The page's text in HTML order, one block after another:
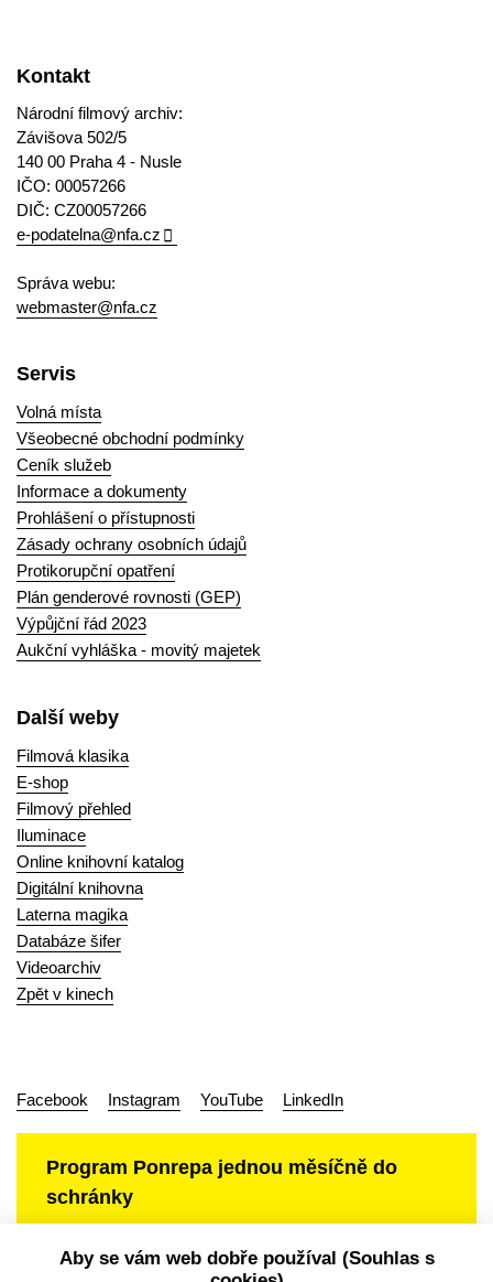
Kontakt
Národní filmový archiv:
Závišova 502/5
140 00 Praha 4 - Nusle
IČO: 00057266
DIČ: CZ00057266
e-podatelna@nfa.cz
Správa webu:
webmaster@nfa.cz
Servis
Volná místa
Všeobecné obchodní podmínky
Ceník služeb
Informace a dokumenty
Prohlášení o přístupnosti
Zásady ochrany osobních údajů
Protikorupční opatření
Plán genderové rovnosti (GEP)
Výpůjční řád 2023
Aukční vyhláška - movitý majetek
Další weby
Filmová klasika
E-shop
Filmový přehled
Iluminace
Online knihovní katalog
Digitální knihovna
Laterna magika
Databáze šifer
Videoarchiv
Zpět v kinech
Facebook Instagram YouTube LinkedIn
Program Ponrepa jednou měsíčně do
schránky
Aby se vám web dobře používal (Souhlas s